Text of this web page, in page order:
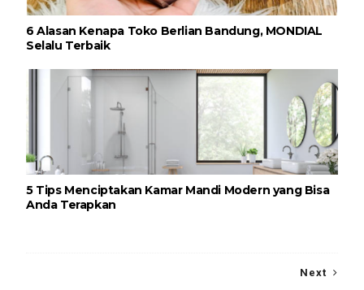
6 Alasan Kenapa Toko Berlian Bandung, MONDIAL
Selalu Terbaik
5 Tips Menciptakan Kamar Mandi Modern yang Bisa
Anda Terapkan
Next